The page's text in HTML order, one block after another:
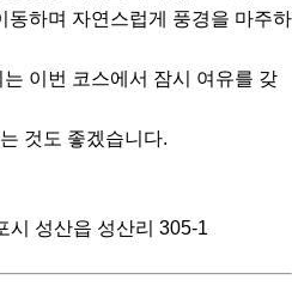
동하며 자연스럽게 풍경을 마주하
이번 코스에서 잠시 여유를 갖
것도 좋겠습니다.
시 성산읍 성산리 305-1